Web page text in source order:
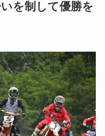
を制して優勝を